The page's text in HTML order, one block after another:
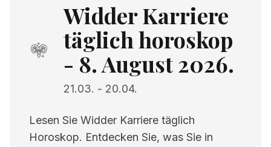
Widder Karriere
täglich horoskop
- 8. August 2026.
21.03. - 20.04.
Lesen Sie Widder Karriere täglich
Horoskop. Entdecken Sie, was Sie in